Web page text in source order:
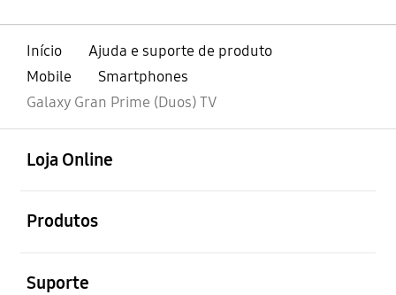
Início
Ajuda e suporte de produto
Mobile
Smartphones
Galaxy Gran Prime (Duos) TV
Loja Online
Produtos
Suporte